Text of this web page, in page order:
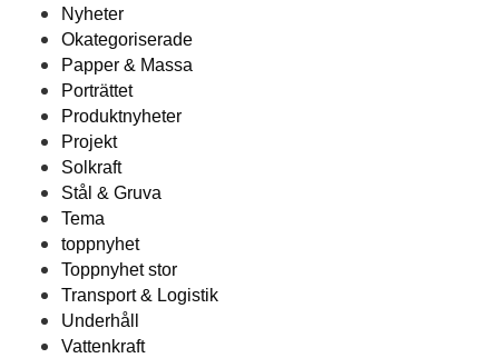
Nyheter
Okategoriserade
Papper & Massa
Porträttet
Produktnyheter
Projekt
Solkraft
Stål & Gruva
Tema
toppnyhet
Toppnyhet stor
Transport & Logistik
Underhåll
Vattenkraft